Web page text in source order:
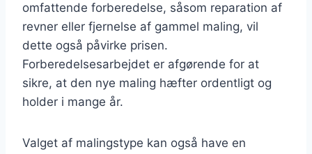
omfattende forberedelse, såsom reparation af
revner eller fjernelse af gammel maling, vil
dette også påvirke prisen.
Forberedelsesarbejdet er afgørende for at
sikre, at den nye maling hæfter ordentligt og
holder i mange år.
Valget af malingstype kan også have en